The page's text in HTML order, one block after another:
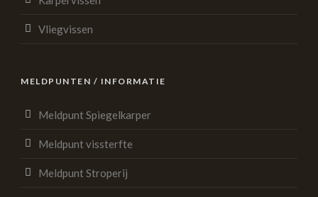
Vliegvissen
MELDPUNTEN / INFORMATIE
Meldpunt Spiegelkarper
Meldpunt vissterfte
Meldpunt Stroperij